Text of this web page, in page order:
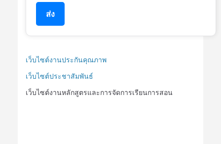
ส่ง
เว็บไซต์งานประกันคุณภาพ
เว็บไซต์ประชาสัมพันธ์
เว็บไซต์งานหลักสูตรและการจัดการเรียนการสอน